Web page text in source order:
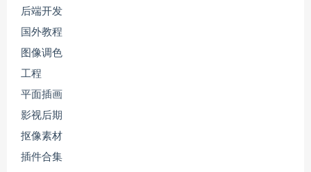
后端开发
国外教程
图像调色
工程
平面插画
影视后期
抠像素材
插件合集